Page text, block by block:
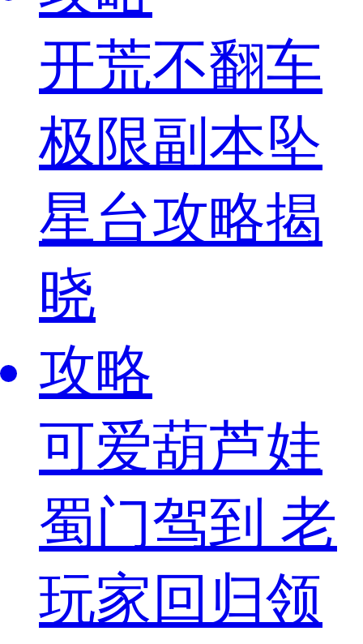
开荒不翻车
极限副本坠
星台攻略揭
晓
攻略
可爱葫芦娃
蜀门驾到 老
玩家回归领